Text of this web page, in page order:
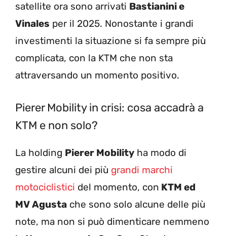
satellite ora sono arrivati Bastianini e
Vinales per il 2025. Nonostante i grandi
investimenti la situazione si fa sempre più
complicata, con la KTM che non sta
attraversando un momento positivo.
Pierer Mobility in crisi: cosa accadrà a
KTM e non solo?
La holding Pierer Mobility ha modo di
gestire alcuni dei più grandi marchi
motociclistici del momento, con KTM ed
MV Agusta che sono solo alcune delle più
note, ma non si può dimenticare nemmeno